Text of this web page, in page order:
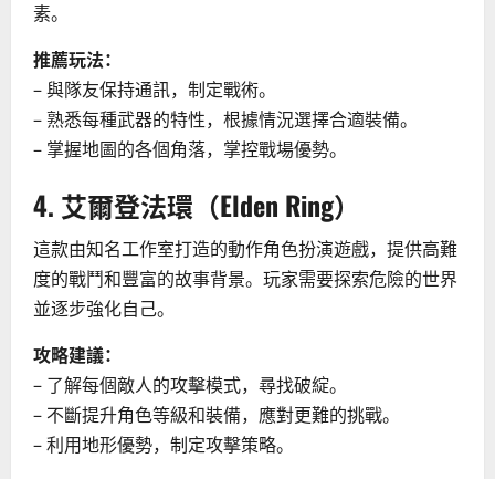
素。
推薦玩法：
– 與隊友保持通訊，制定戰術。
– 熟悉每種武器的特性，根據情況選擇合適裝備。
– 掌握地圖的各個角落，掌控戰場優勢。
4. 艾爾登法環（Elden Ring）
這款由知名工作室打造的動作角色扮演遊戲，提供高難
度的戰鬥和豐富的故事背景。玩家需要探索危險的世界
並逐步強化自己。
攻略建議：
– 了解每個敵人的攻擊模式，尋找破綻。
– 不斷提升角色等級和裝備，應對更難的挑戰。
– 利用地形優勢，制定攻擊策略。